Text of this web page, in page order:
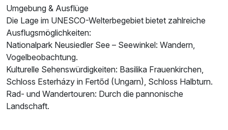
Zusatznächte
Für 5 Tage
Chalet D
Umgebung & Ausflüge
Die Lage im UNESCO-Welterbegebiet bietet zahlreiche
Ausflugsmöglichkeiten:
Nationalpark Neusiedler See – Seewinkel: Wandern,
Vogelbeobachtung.
Kulturelle Sehenswürdigkeiten: Basilika Frauenkirchen,
Schloss Esterházy in Fertőd (Ungarn), Schloss Halbturn.
Rad- und Wandertouren: Durch die pannonische
Landschaft.